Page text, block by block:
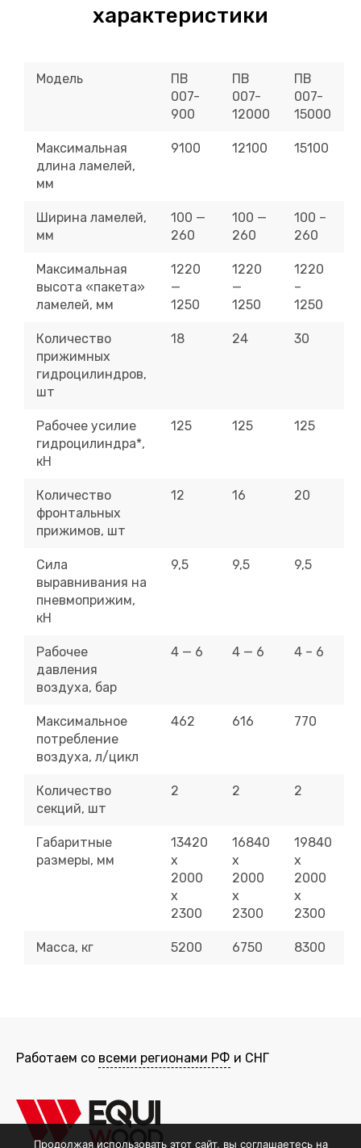
характеристики
Модель
ПВ
007-
900
ПВ
007-
12000
ПВ
007-
15000
Максимальная
длина ламелей,
мм
9100 12100 15100
Ширина ламелей,
мм
100 —
260
100 —
260
100 –
260
Максимальная
высота «пакета»
ламелей, мм
1220
—
1250
1220
—
1250
1220
–
1250
Количество
прижимных
гидроцилиндров,
шт
18 24 30
Рабочее усилие
гидроцилиндра*,
кН
125 125 125
Количество
фронтальных
прижимов, шт
12 16 20
Сила
выравнивания на
пневмоприжим,
кН
9,5 9,5 9,5
Рабочее
давления
воздуха, бар
4 — 6 4 — 6 4 – 6
Максимальное
потребление
воздуха, л/цикл
462 616 770
Количество
секций, шт
2 2 2
Габаритные
размеры, мм
13420
х
2000
х
2300
16840
х
2000
х
2300
19840
х
2000
х
2300
Масса, кг 5200 6750 8300
Работаем со всеми регионами РФ и СНГ
Продолжая использовать этот сайт, вы соглашаетесь на